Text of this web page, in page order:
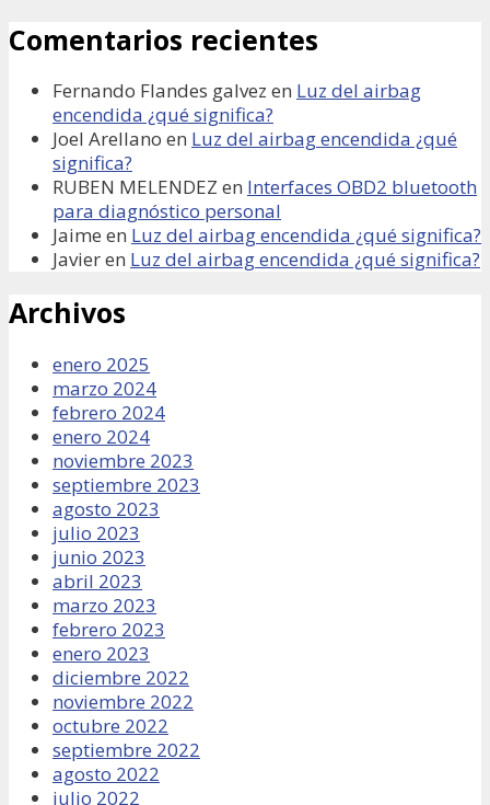
Comentarios recientes
Fernando Flandes galvez en Luz del airbag
encendida ¿qué significa?
Joel Arellano en Luz del airbag encendida ¿qué
significa?
RUBEN MELENDEZ en Interfaces OBD2 bluetooth
para diagnóstico personal
Jaime en Luz del airbag encendida ¿qué significa?
Javieren Luz del airbag encendida ¿qué significa?
Archivos
enero 2025
marzo 2024
febrero 2024
enero 2024
noviembre 2023
septiembre 2023
agosto 2023
julio 2023
junio 2023
abril 2023
marzo 2023
febrero 2023
enero 2023
diciembre 2022
noviembre 2022
octubre 2022
septiembre 2022
agosto 2022
julio 2022